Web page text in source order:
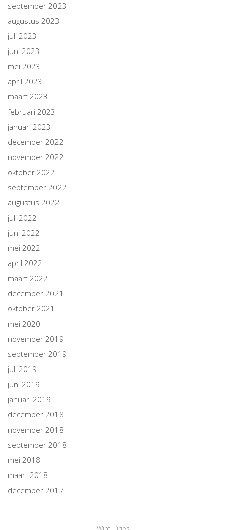
september 2023
augustus 2023
juli 2023
juni 2023
mei 2023
april 2023
maart 2023
februari 2023
januari 2023
december 2022
november 2022
oktober 2022
september 2022
augustus 2022
juli 2022
juni 2022
mei 2022
april 2022
maart 2022
december 2021
oktober 2021
mei 2020
november 2019
september 2019
juli 2019
juni 2019
januari 2019
december 2018
november 2018
september 2018
mei 2018
maart 2018
december 2017